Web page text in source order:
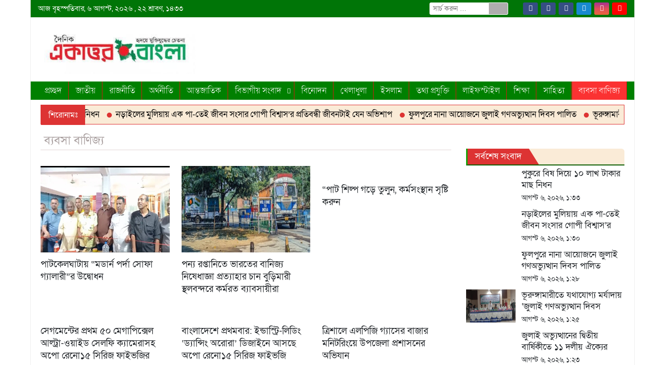
আজবৃহস্পতিবার, ৬ আগস্ট, ২০২৬ , ২২ শ্রাবণ, ১৪৩৩
প্রচ্ছদ জাতীয় রাজনীতি অর্থনীতি আন্তজাতিক বিভাগীয় সংবাদ বিনোদন খেলাধুলা ইসলাম তথ্য প্রযুক্তি লাইফস্টাইল শিক্ষা সাহিত্য ব্যবসা বাণিজ্য
শিরোনামঃ
১০ লাখ টাকার মাছ নিধন নড়াইলের মুলিয়ায় এক পা-তেই জীবন সংসার গোপী বিশ্বাস’র প্রতিবন্ধী জীবনটাই যেন অভিশাপ ফুলপুরে নানা আয়োজনে জুলাই গণঅভ্যুত্থান দিবস পালিত ভূরুঙ্গামারীতে যথাযোগ্য
ব্যবসা বাণিজ্য
পাটকেলঘাটায় “মডার্ন পর্দা সোফা
গ্যালারী”র উদ্বোধন
পন্য রপ্তানিতে ভারতের বানিজ্য
নিষেধাজ্ঞা প্রত্যাহার চান বুড়িমারী
স্থলবন্দরে কর্মরত ব্যাবসায়ীরা
“পাট শিল্প গড়ে তুলুন, কর্মসংস্থান সৃষ্টি
করুন
সেগমেন্টের প্রথম ৫০ মেগাপিক্সেল
আল্ট্রা-ওয়াইড সেলফি ক্যামেরাসহ
অপো রেনো১৫ সিরিজ ফাইভজির
বাংলাদেশে প্রথমবার: ইন্ডাস্ট্রি-লিডিং
‘ড্যান্সিং অরোরা’ ডিজাইনে আসছে
অপো রেনো১৫ সিরিজ ফাইভজি
ত্রিশালে এলপিজি গ্যাসের বাজার
মনিটরিংয়ে উপজেলা প্রশাসনের
অভিযান
সর্বশেষ সংবাদ
পুকুরে বিষ দিয়ে ১০ লাখ টাকার
মাছ নিধন
আগস্ট ৬, ২০২৬, ১:৩৩
নড়াইলের মুলিয়ায় এক পা-তেই
জীবন সংসার গোপী বিশ্বাস’র
প্রতিবন্ধী জীবনটাই যেন অভিশাপ
আগস্ট ৬, ২০২৬, ১:৩০
ফুলপুরে নানা আয়োজনে জুলাই
গণঅভ্যুত্থান দিবস পালিত
আগস্ট ৬, ২০২৬, ১:২৮
ভূরুঙ্গামারীতে যথাযোগ্য মর্যাদায়
‘জুলাই গণঅভ্যুত্থান দিবস
২০২৬’ পালিতঃ সংবর্ধনা ও
আলোচনা সভা অনুষ্ঠিত
আগস্ট ৬, ২০২৬, ১:২৫
জুলাই অভ্যুত্থানের দ্বিতীয়
বার্ষিকীতে ১১ দলীয় ঐক্যের
মিছিল ও সমাবেশ
আগস্ট ৬, ২০২৬, ১:২৩